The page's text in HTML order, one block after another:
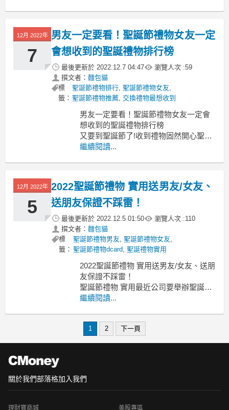
禮物1000元送什麼,交換禮物 1000以上,
交換禮物1000送什麼有創意,交換禮物
1000
12月 2022年
7
男友一定要看！聖誕節禮物女友一定
會想收到的聖誕禮物排行榜
最後更新於 2022.12.7 04:47 瀏覽人次 :59
撰文者： 麵包貓
標
籤：
聖誕節禮物排行,聖誕節禮物女友,
聖誕節禮物推薦,交換禮物最想收到
男友一定要看！聖誕節禮物女友一定會
想收到的聖誕禮物排行榜
又要到聖誕節了!收到禮物固然開心聖誕
節禮物女友
禮物推薦 聖誕禮物實用 交換禮物最想收
到 聖誕禮物推薦學生 交換禮物第一名
但自己親手準備禮物
繼續閱讀...
12月 2022年
5
2022聖誕節禮物 實用送男友/女友、
送朋友保證不踩雷！
最後更新於 2022.12.5 01:50 瀏覽人次 :110
撰文者： 麵包貓
標
籤：
聖誕節禮物男友,聖誕節禮物女友,
聖誕節禮物dcard,聖誕禮物實用
2022聖誕節禮物 實用送男友/女友、送朋
友保證不踩雷！
聖誕節禮物 實用最近公司要舉辦聖誕節
交換禮物的活動
換禮物最想收到 交換禮物排行榜 聖誕節
繼續閱讀...
1 2 下一頁
關於我們部落格加入我們
理財寶商城 美股專區